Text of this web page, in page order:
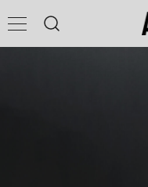
UPPTÄCK FLX.UP® CONTOUR
Shaping Revolutionized